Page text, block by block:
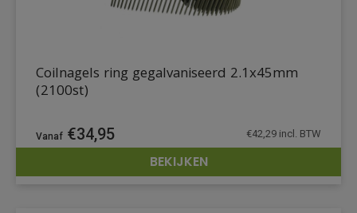
DETAILS
Coilnagels ring gegalvaniseerd 2.1x45mm
(2100st)
€34,95 €42,29 incl. BTW
BEKIJKEN